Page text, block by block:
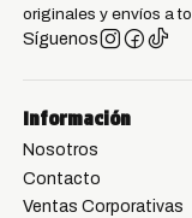
originales y envíos a
Síguenos
Información
Nosotros
Contacto
Ventas Corporativas